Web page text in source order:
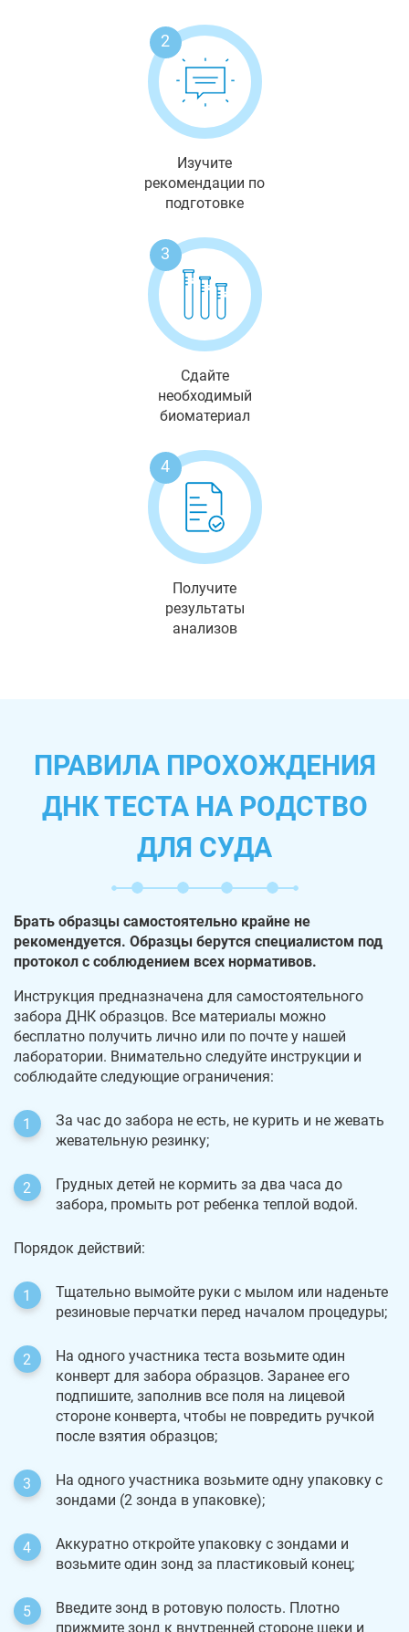
2
Изучите
рекомендации по
подготовке
3
Сдайте
необходимый
биоматериал
4
Получите
результаты
анализов
ПРАВИЛА ПРОХОЖДЕНИЯ
ДНК ТЕСТА НА РОДСТВО
ДЛЯ СУДА
Брать образцы самостоятельно крайне не
рекомендуется. Образцы берутся специалистом под
протокол с соблюдением всех нормативов.
Инструкция предназначена для самостоятельного
забора ДНК образцов. Все материалы можно
бесплатно получить лично или по почте у нашей
лаборатории. Внимательно следуйте инструкции и
соблюдайте следующие ограничения:
За час до забора не есть, не курить и не жевать
жевательную резинку;
Грудных детей не кормить за два часа до
забора, промыть рот ребенка теплой водой.
Порядок действий:
Тщательно вымойте руки с мылом или наденьте
резиновые перчатки перед началом процедуры;
На одного участника теста возьмите один
конверт для забора образцов. Заранее его
подпишите, заполнив все поля на лицевой
стороне конверта, чтобы не повредить ручкой
после взятия образцов;
На одного участника возьмите одну упаковку с
зондами (2 зонда в упаковке);
Аккуратно откройте упаковку с зондами и
возьмите один зонд за пластиковый конец;
Введите зонд в ротовую полость. Плотно
прижмите зонд к внутренней стороне щеки и